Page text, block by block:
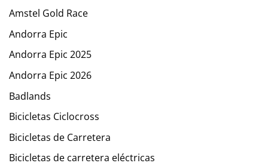
Amstel Gold Race
Andorra Epic
Andorra Epic 2025
Andorra Epic 2026
Badlands
Bicicletas Ciclocross
Bicicletas de Carretera
Bicicletas de carretera eléctricas